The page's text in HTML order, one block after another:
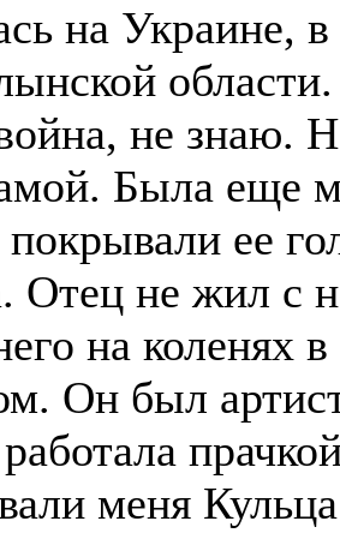
на Украине,
не знаю.
Была еще
ее
Отец не жил
на коленях
Он был
работала
меня